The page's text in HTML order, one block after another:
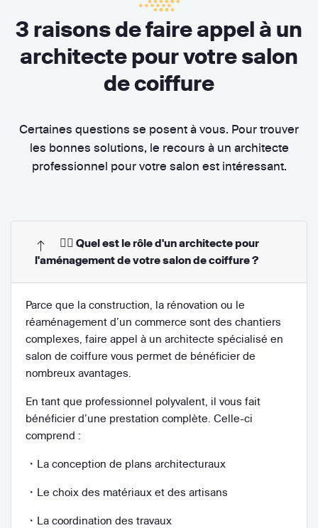
3 raisons de faire appel à un
architecte pour votre salon
de coiffure
Certaines questions se posent à vous. Pour trouver
les bonnes solutions, le recours à un architecte
professionnel pour votre salon est intéressant.
👷‍♂️ Quel est le rôle d'un architecte pour
l'aménagement de votre salon de coiffure ?
Parce que la construction, la rénovation ou le
réaménagement d’un commerce sont des chantiers
complexes, faire appel à un architecte spécialisé en
salon de coiffure vous permet de bénéficier de
nombreux avantages.
En tant que professionnel polyvalent, il vous fait
bénéficier d’une prestation complète. Celle-ci
comprend :
・La conception de plans architecturaux
・Le choix des matériaux et des artisans
・La coordination des travaux